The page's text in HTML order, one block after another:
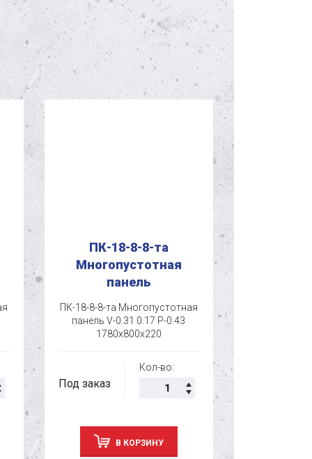
ПК-18-8-8-та
Многопустотная
панель
ПК-18-8-8-та Многопустотная
панель V-0.31 0.17 P-0.43
1780x800x220
Под заказ
Кол-во:
В КОРЗИНУ